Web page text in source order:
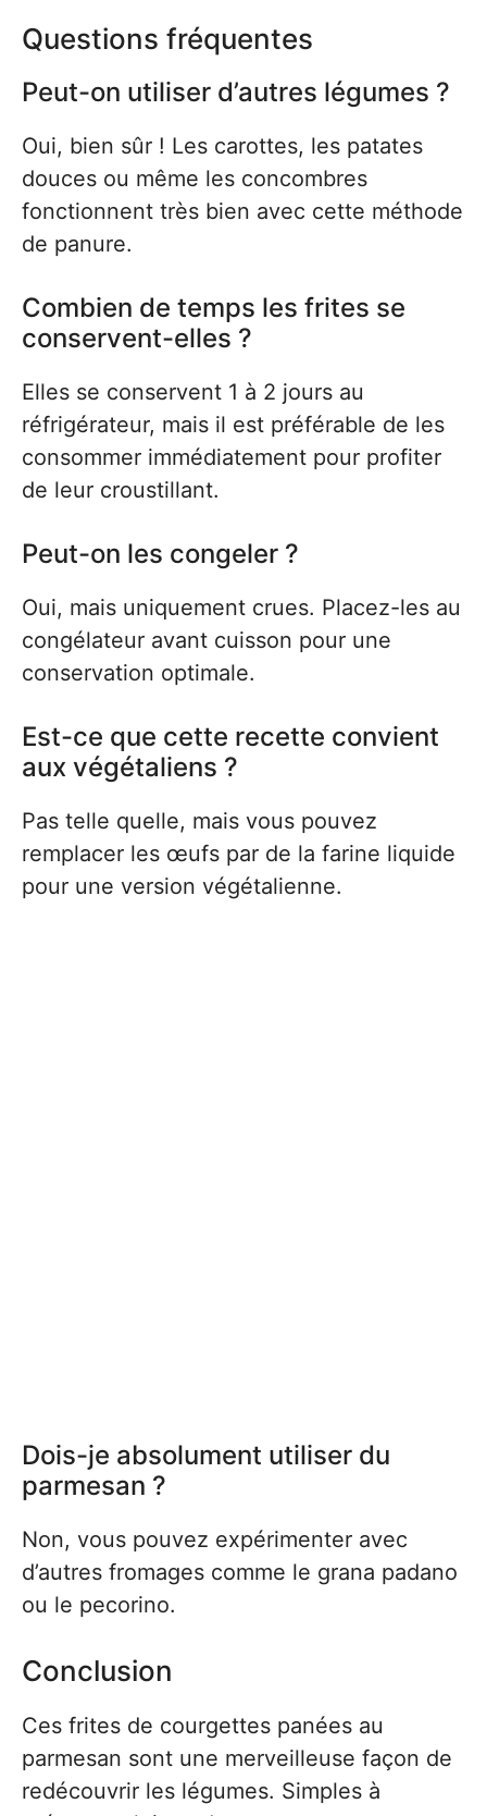
Questions fréquentes
Peut-on utiliser d’autres légumes ?
Oui, bien sûr ! Les carottes, les patates
douces ou même les concombres
fonctionnent très bien avec cette méthode
de panure.
Combien de temps les frites se
conservent-elles ?
Elles se conservent 1 à 2 jours au
réfrigérateur, mais il est préférable de les
consommer immédiatement pour profiter
de leur croustillant.
Peut-on les congeler ?
Oui, mais uniquement crues. Placez-les au
congélateur avant cuisson pour une
conservation optimale.
Est-ce que cette recette convient
aux végétaliens ?
Pas telle quelle, mais vous pouvez
remplacer les œufs par de la farine liquide
pour une version végétalienne.
Dois-je absolument utiliser du
parmesan ?
Non, vous pouvez expérimenter avec
d’autres fromages comme le grana padano
ou le pecorino.
Conclusion
Ces frites de courgettes panées au
parmesan sont une merveilleuse façon de
redécouvrir les légumes. Simples à